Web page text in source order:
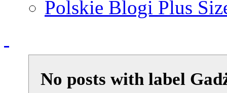
Polskie Blogi Plus
No posts with label